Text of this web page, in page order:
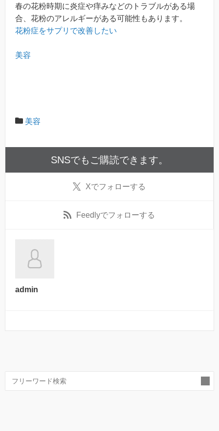
春の花粉時期に炎症や痒みなどのトラブルがある場
合、花粉のアレルギーがある可能性もあります。
花粉症をサプリで改善したい
美容
美容
SNSでもご購読できます。
Xでフォローする
Feedlyでフォローする
admin